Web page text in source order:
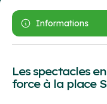
Informations
Les spectacles
force à la place